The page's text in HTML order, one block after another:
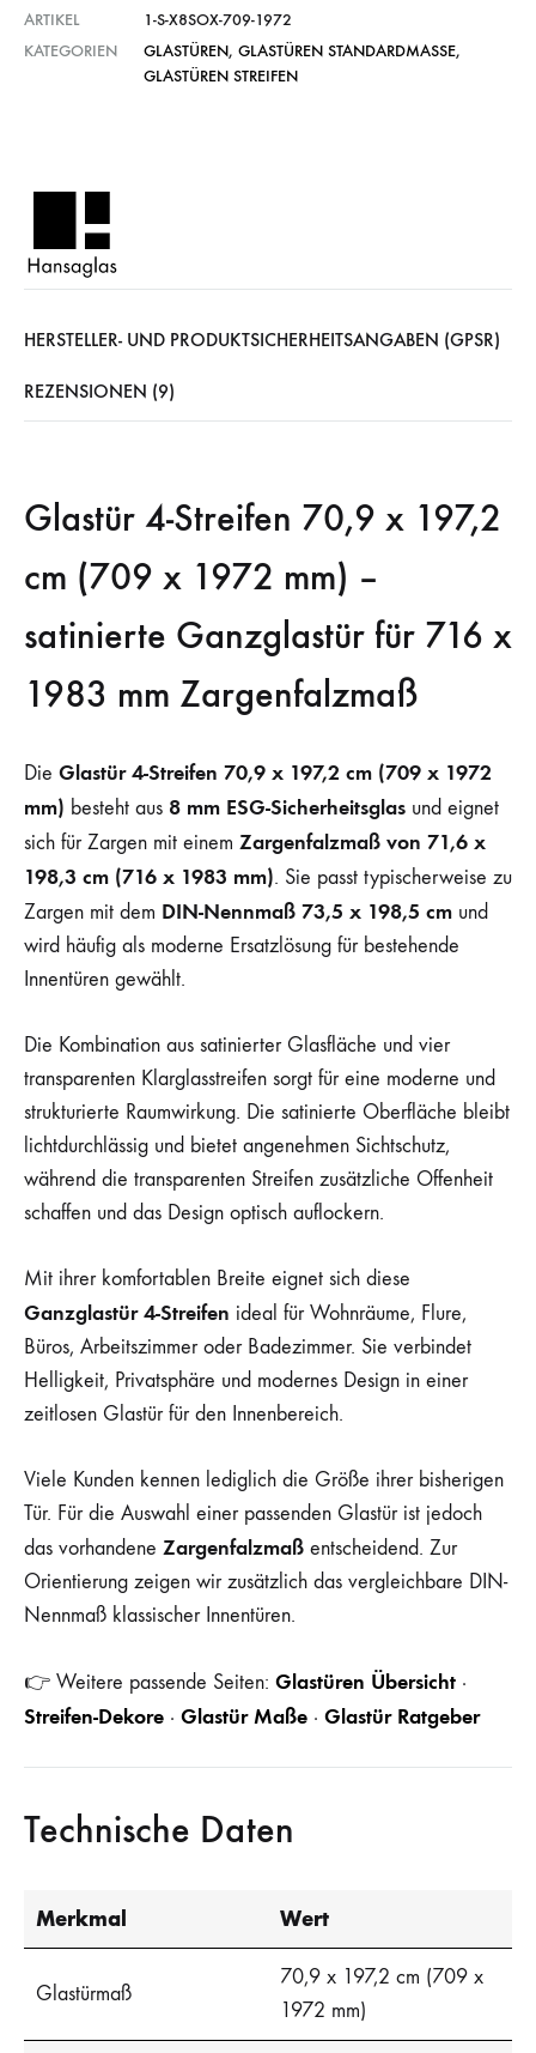
ARTIKEL
1-S-X8SOX-709-1972
KATEGORIEN
GLASTÜREN, GLASTÜREN STANDARDMASSE ,
GLASTÜREN STREIFEN
HERSTELLER- UND PRODUKTSICHERHEITSANGABEN (GPSR)
REZENSIONEN (9)
Glastür 4-Streifen 70,9 x 197,2
cm (709 x 1972 mm) –
satinierte Ganzglastür für 716 x
1983 mm Zargenfalzmaß
Die Glastür 4-Streifen 70,9 x 197,2 cm (709 x 1972
mm) besteht aus 8 mm ESG-Sicherheitsglas und eignet
sich für Zargen mit einem Zargenfalzmaß von 71,6 x
198,3 cm (716 x 1983 mm). Sie passt typischerweise zu
Zargen mit dem DIN-Nennmaß 73,5 x 198,5 cm und
wird häufig als moderne Ersatzlösung für bestehende
Innentüren gewählt.
Die Kombination aus satinierter Glasfläche und vier
transparenten Klarglasstreifen sorgt für eine moderne und
strukturierte Raumwirkung. Die satinierte Oberfläche bleibt
lichtdurchlässig und bietet angenehmen Sichtschutz,
während die transparenten Streifen zusätzliche Offenheit
schaffen und das Design optisch auflockern.
Mit ihrer komfortablen Breite eignet sich diese
Ganzglastür 4-Streifen ideal für Wohnräume, Flure,
Büros, Arbeitszimmer oder Badezimmer. Sie verbindet
Helligkeit, Privatsphäre und modernes Design in einer
zeitlosen Glastür für den Innenbereich.
Viele Kunden kennen lediglich die Größe ihrer bisherigen
Tür. Für die Auswahl einer passenden Glastür ist jedoch
das vorhandene Zargenfalzmaß entscheidend. Zur
Orientierung zeigen wir zusätzlich das vergleichbare DIN-
Nennmaß klassischer Innentüren.
👉 Weitere passende Seiten: Glastüren Übersicht ·
Streifen-Dekore · Glastür Maße · Glastür Ratgeber
Technische Daten
Merkmal Wert
Glastürmaß
70,9 x 197,2 cm (709 x
1972 mm)